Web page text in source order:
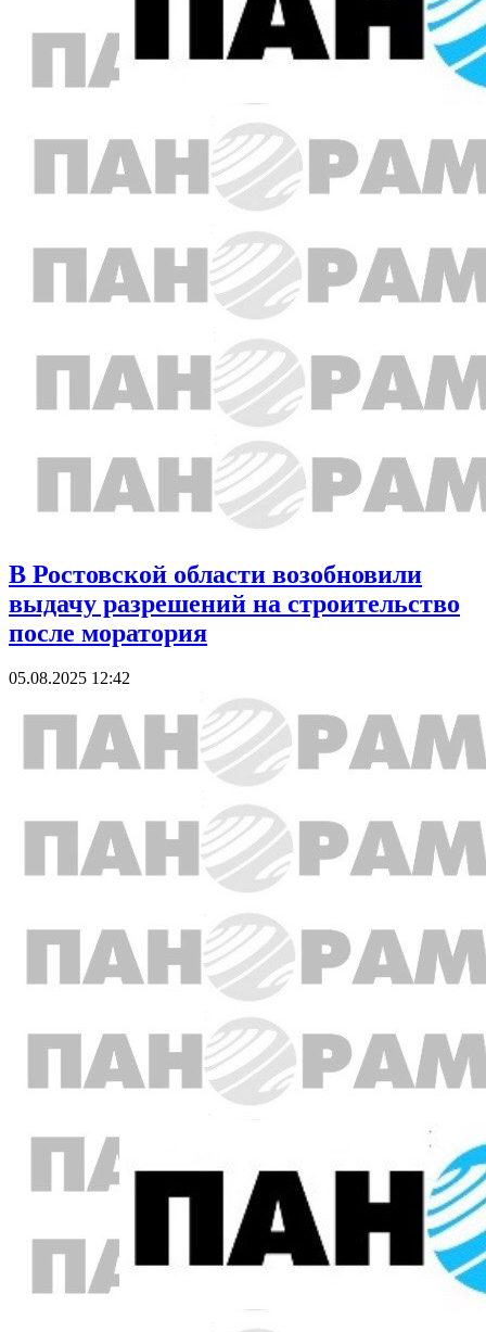
В Ростовской области возобновили
выдачу разрешений на строительство
после моратория
05.08.2025 12:42